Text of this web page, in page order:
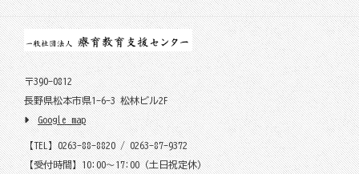
〒390-0812
長野県松本市県1-6-3 松林ビル2F
Google map
【TEL】0263-88-8820 / 0263-87-9372
【受付時間】10:00～17:00（土日祝定休）